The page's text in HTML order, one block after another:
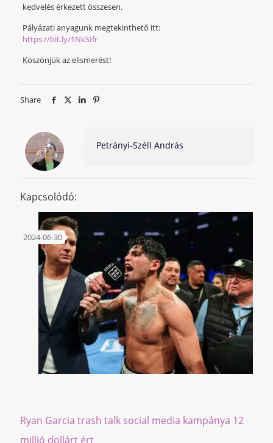
kedvelés érkezett összesen.
Pályázati anyagunk megtekinthető itt:
https://bit.ly/1NkSIfr
Köszönjük az elismerést!
Share
Petrányi-Széll András
Kapcsolódó:
2024-06-30
Ryan Garcia trash talk social media kampánya 12
millió dollárt ért